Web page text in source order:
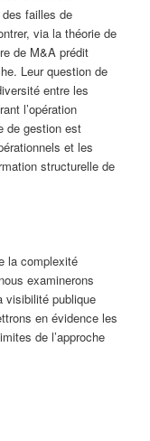
failles de
via la théorie de
de M&A prédit
Leur question de
entre les
l’opération
de gestion est
et les
structurelle de
la complexité
examinerons
visibilité publique
en évidence les
de l’approche